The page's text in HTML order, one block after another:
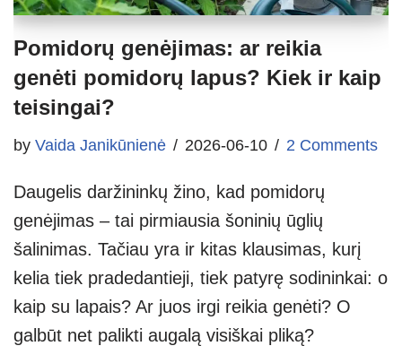
Pomidorų genėjimas: ar reikia
genėti pomidorų lapus? Kiek ir kaip
teisingai?
by Vaida Janikūnienė 2026-06-10 2 Comments
Daugelis daržininkų žino, kad pomidorų
genėjimas – tai pirmiausia šoninių ūglių
šalinimas. Tačiau yra ir kitas klausimas, kurį
kelia tiek pradedantieji, tiek patyrę sodininkai: o
kaip su lapais? Ar juos irgi reikia genėti? O
galbūt net palikti augalą visiškai pliką?